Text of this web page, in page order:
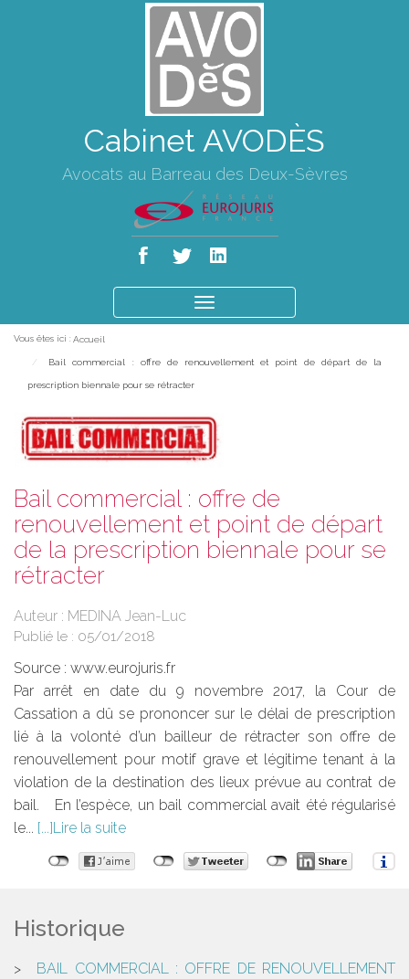
Cabinet AVODÈS
Avocats au Barreau des Deux-Sèvres
le
Vous êtes ici : Accueil
Bail commercial : offre de renouvellement et point de départ de la
prescription biennale pour se rétracter
Bail commercial : offre de
renouvellement et point de départ
de la prescription biennale pour se
rétracter
Auteur : MEDINA Jean-Luc
Publié le : 05/01/2018
Source : www.eurojuris.fr
Par arrêt en date du 9 novembre 2017, la Cour de
Cassation a dû se prononcer sur le délai de prescription
lié à la volonté d’un bailleur de rétracter son offre de
renouvellement pour motif grave et légitime tenant à la
violation de la destination des lieux prévue au contrat de
bail. En l’espèce, un bail commercial avait été régularisé
le...
Lire la suite
Historique
BAIL COMMERCIAL : OFFRE DE RENOUVELLEMENT